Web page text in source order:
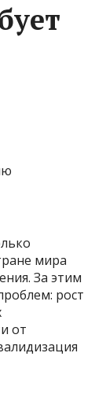
мира
За этим
рост
от